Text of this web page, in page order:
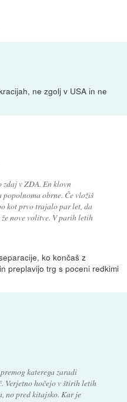
ne zgolj v USA in ne
v ZDA. En klovn
popolnoma obrne. Če vložiš
kot prvo trajalo par let, da
nove volitve. V parih letih
ko končaš z
preplavijo trg s poceni redkimi
katerega zaradi
Verjetno hočejo v štirih letih
no pred kitajsko. Kar je